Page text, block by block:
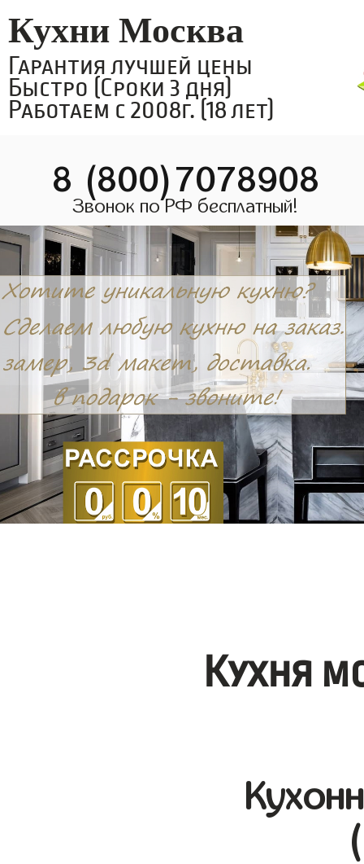
Кухни Москва
Гарантия лучшей цены
Быстро (Сроки 3 дня)
Работаем с 2008г. (18 лет)
8 (800)7078908
Звонок по РФ бесплатный!
Кухня